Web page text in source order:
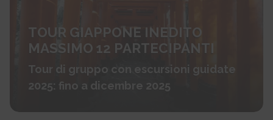
TOUR GIAPPONE INEDITO
MASSIMO 12 PARTECIPANTI
Tour di gruppo con escursioni guidate
2025: fino a dicembre 2025